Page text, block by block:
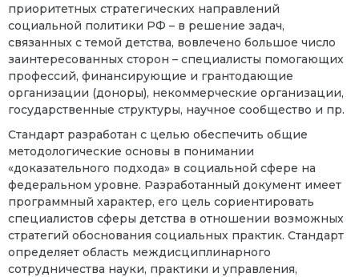
приоритетных стратегических направлений
социальной политики РФ – в решение задач,
связанных с темой детства, вовлечено большое число
заинтересованных сторон – специалисты помогающих
профессий, финансирующие и грантодающие
организации (доноры), некоммерческие организации,
государственные структуры, научное сообщество и пр.
Стандарт разработан с целью обеспечить общие
методологические основы в понимании
«доказательного подхода» в социальной сфере на
федеральном уровне. Разработанный документ имеет
программный характер, его цель сориентировать
специалистов сферы детства в отношении возможных
стратегий обоснования социальных практик. Стандарт
определяет область междисциплинарного
сотрудничества науки, практики и управления,